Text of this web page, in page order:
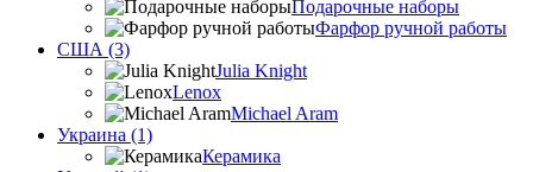
Подарочные наборы
Фарфор ручной работы
США (3)
Julia Knight
Lenox
Michael Aram
Украина (1)
Керамика